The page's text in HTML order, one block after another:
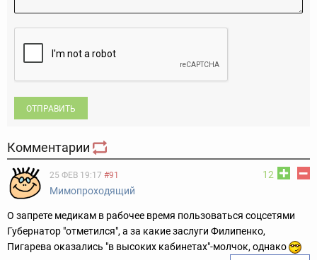
ОТПРАВИТЬ
Комментарии
12
25 ФЕВ 19:17 #91
Мимопроходящий
О запрете медикам в рабочее время пользоваться соцсетями
Губернатор "отметился", а за какие заслуги Филипенко,
Пигарева оказались "в высоких кабинетах"-молчок, однако